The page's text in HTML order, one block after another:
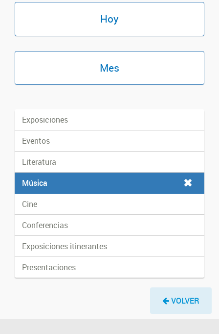
Hoy
Mes
Exposiciones
Eventos
Literatura
Música
Cine
Conferencias
Exposiciones itinerantes
Presentaciones
VOLVER